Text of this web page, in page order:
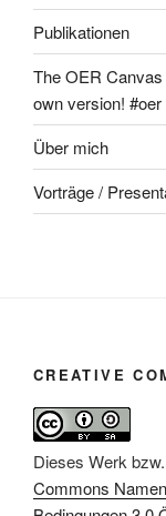
Publikationen
The OER
own version!
Über mich
Vorträge /
CREATIVE
Dieses Werk
Commons